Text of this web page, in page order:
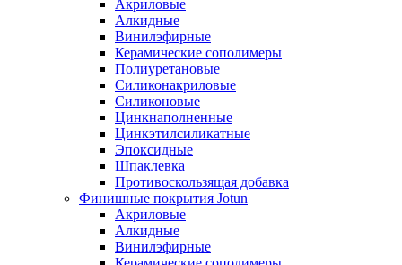
Акриловые
Алкидные
Винилэфирные
Керамические сополимеры
Полиуретановые
Силиконакриловые
Силиконовые
Цинкнаполненные
Цинкэтилсиликатные
Эпоксидные
Шпаклевка
Противоскользящая добавка
Финишные покрытия Jotun
Акриловые
Алкидные
Винилэфирные